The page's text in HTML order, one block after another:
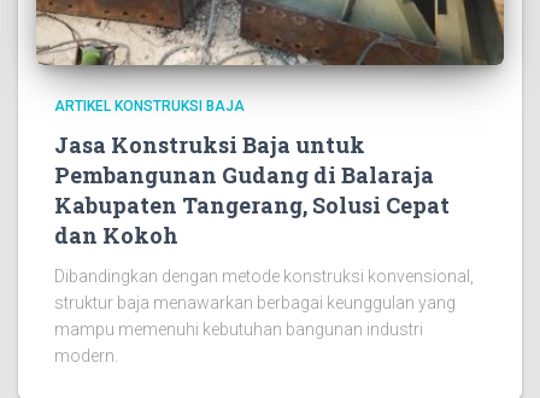
ARTIKEL KONSTRUKSI BAJA
Jasa Konstruksi Baja untuk
Pembangunan Gudang di Balaraja
Kabupaten Tangerang, Solusi Cepat
dan Kokoh
Dibandingkan dengan metode konstruksi konvensional,
struktur baja menawarkan berbagai keunggulan yang
mampu memenuhi kebutuhan bangunan industri
modern.